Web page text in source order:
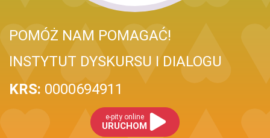
POMÓŻ NAM POMAGAĆ!
INSTYTUT DYSKURSU I DIALOGU
KRS: 0000694911
e-pity online
URUCHOM